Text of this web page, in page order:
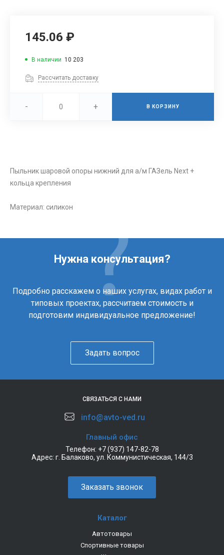
145.06 ₽
В наличии 10 203
Рассчитать доставку
- + В КОРЗИНУ
Пыльник шаровой опоры нижний для а/м ГАЗель Next +
кольца крепления
Материал: силикон
Нужна консультация?
Подробно расскажем о наших услугах, видах работ и
типовых проектах, рассчитаем стоимость и
подготовим индивидуальное предложение!
Задать вопрос
СВЯЗАТЬСЯ С НАМИ
info@avto-ved.ru
Главный офис
Телефон: +7 (937) 147-82-78
Адрес: г. Балаково, ул. Коммунистическая, 144/3
Заказать звонок
Каталог
Автотовары
Спортивные товары